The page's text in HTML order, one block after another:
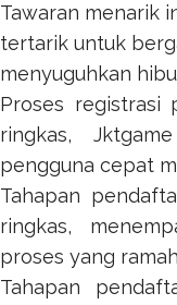
Tawaran menarik
tertarik untuk
menyuguhkan
Proses registrasi
ringkas, Jktgame
pengguna cepat
Tahapan
ringkas,
proses yang
Tahapan